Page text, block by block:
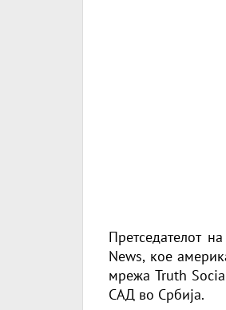
Претседателот
News, кое
мрежа Truth
САД во Србија.